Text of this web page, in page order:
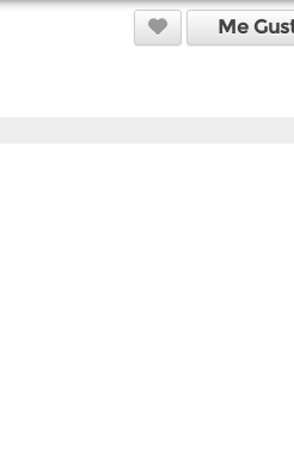
Me